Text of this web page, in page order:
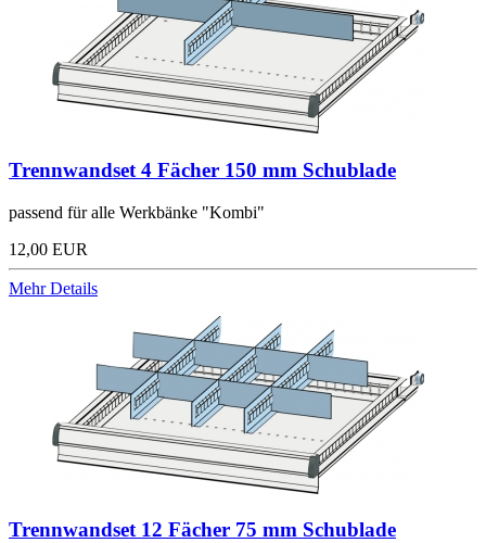
Trennwandset 4 Fächer 150 mm Schublade
passend für alle Werkbänke "Kombi"
12,00 EUR
Mehr Details
Trennwandset 12 Fächer 75 mm Schublade